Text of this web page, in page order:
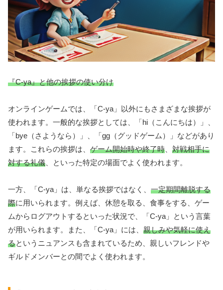
『C-ya』と他の挨拶の使い分け
オンラインゲームでは、「C-ya」以外にもさまざまな挨拶が
使われます。一般的な挨拶としては、「hi（こんにちは）」、
「bye（さようなら）」、「gg（グッドゲーム）」などがあり
ます。これらの挨拶は、 ゲーム開始時や終了時
対戦相手に
対する礼儀 、といった特定の場面でよく使われます。
一方、「C-ya」は、単なる挨拶ではなく、 一定期間離脱する
際に用いられます。例えば、休憩を取る、食事をする、ゲー
ムからログアウトするといった状況で、「C-ya」という言葉
が用いられます。また、「C-ya」には、 親しみや気軽に使え
るというニュアンスも含まれているため、親しいフレンドや
ギルドメンバーとの間でよく使われます。